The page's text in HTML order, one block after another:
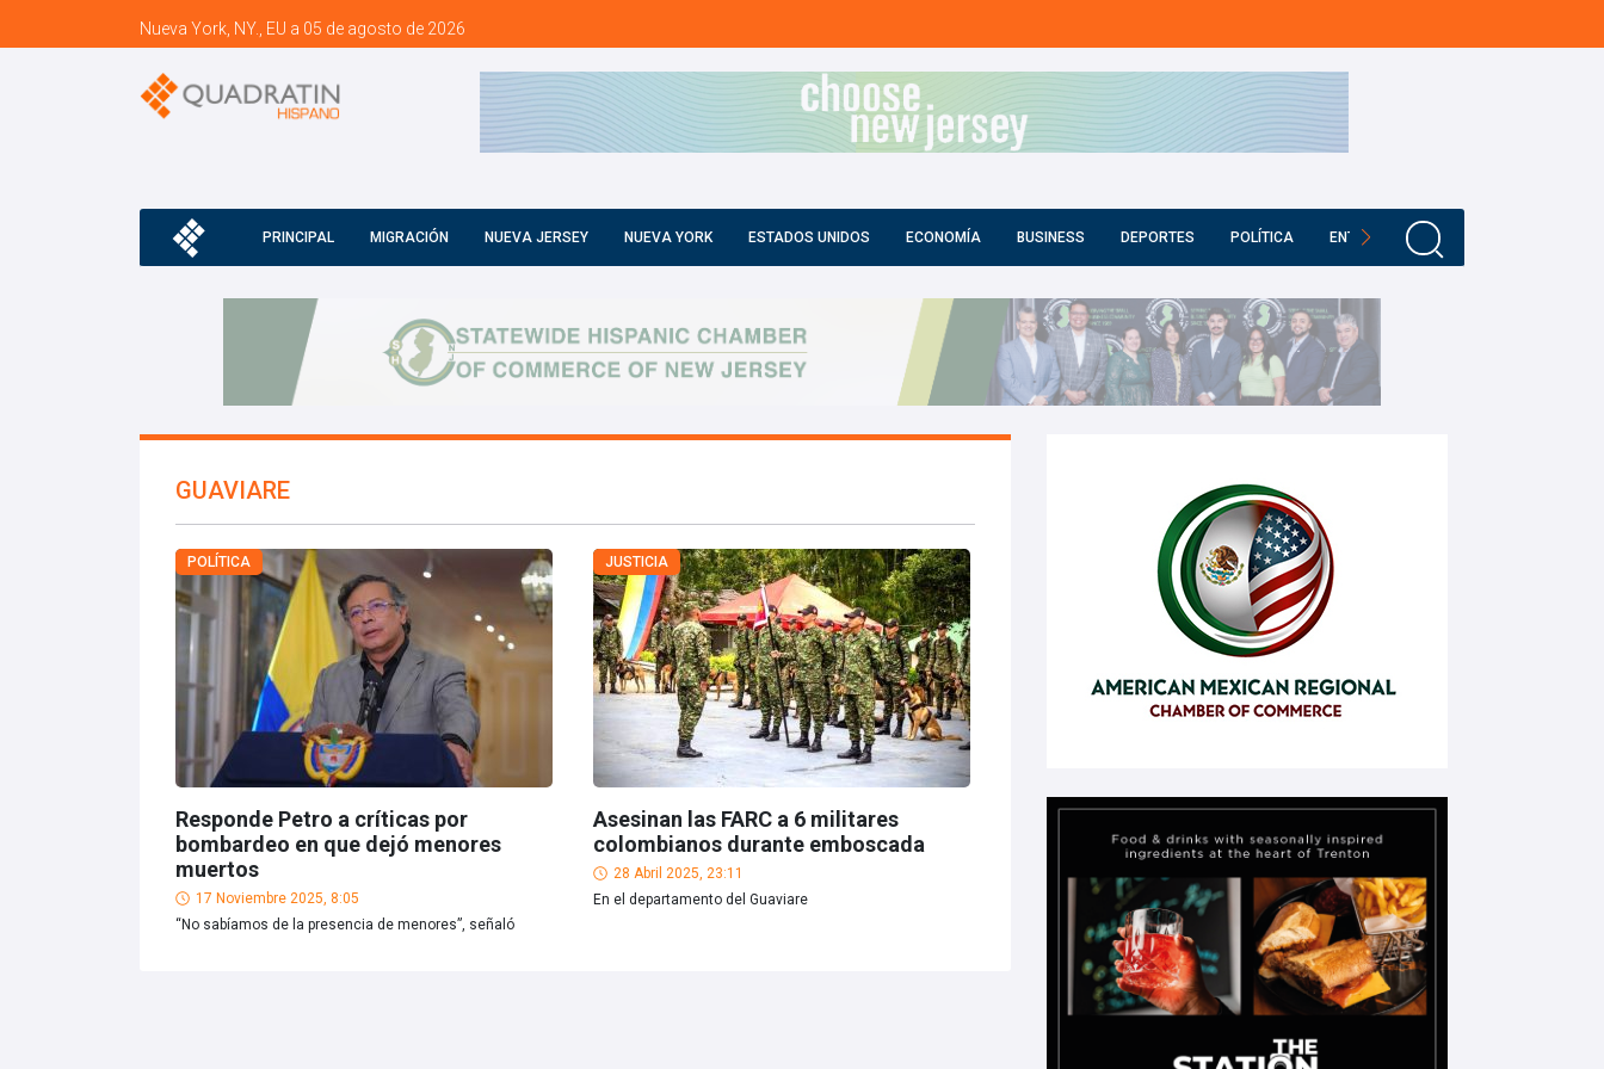
Nueva York, NY., EU a 05 de agosto de 2026
PRINCIPAL MIGRACIÓN NUEVA JERSEY NUEVA YORK ESTADOS UNIDOS ECONOMÍA BUSINESS DEPORTES POLÍTICA ENTRETENIMIENTO
GUAVIARE
POLÍTICA
Responde Petro a críticas por
bombardeo en que dejó menores
muertos
17 Noviembre 2025, 8:05
“No sabíamos de la presencia de menores”, señaló
JUSTICIA
Asesinan las FARC a 6 militares
colombianos durante emboscada
28 Abril 2025, 23:11
En el departamento del Guaviare